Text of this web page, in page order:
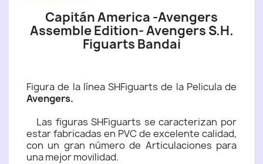
Capitán America -Avengers
Assemble Edition- Avengers S.H.
Figuarts Bandai
Figura de la línea SHFiguarts de la Pelicula de
Avengers.
Las figuras SHFiguarts se caracterizan por
estar fabricadas en PVC de excelente calidad,
con un gran número de Articulaciones para
una mejor movilidad.